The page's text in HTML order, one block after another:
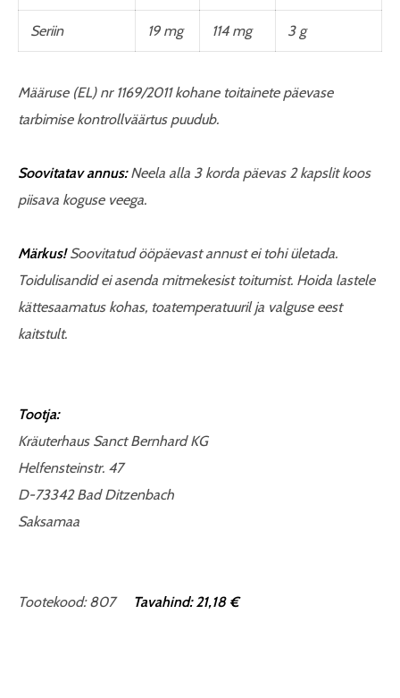
Seriin 19 mg 114 mg 3 g
Määruse (EL) nr 1169/2011 kohane toitainete päevase
tarbimise kontrollväärtus puudub.
Soovitatav annus:Neela alla 3 korda päevas 2 kapslit koos
piisava koguse veega.
Märkus!Soovitatud ööpäevast annust ei tohi ületada.
Toidulisandid ei asenda mitmekesist toitumist. Hoida lastele
kättesaamatus kohas, toatemperatuuril ja valguse eest
kaitstult.
Tootja:
Kräuterhaus Sanct Bernhard KG
Helfensteinstr. 47
D-73342 Bad Ditzenbach
Saksamaa
Tootekood: 807 Tavahind: 21,18 €